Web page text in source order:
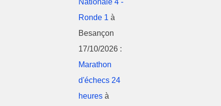
Ronde 1 à
Besançon
17/10/2026 :
Marathon
d'échecs 24
heures à